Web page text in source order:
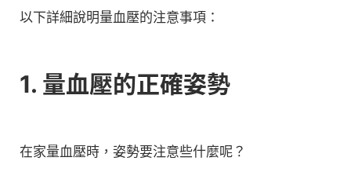
以下詳細說明量血壓的注意事項：
1. 量血壓的正確姿勢
在家量血壓時，姿勢要注意些什麼呢？